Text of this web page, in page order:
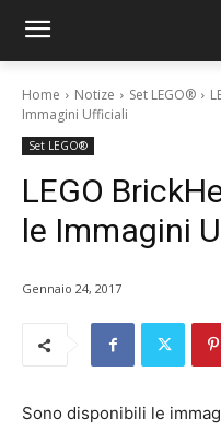
Home Notize Set LEGO®
Immagini Ufficiali
Set LEGO®
LEGO
le Immagini
Gennaio 24, 2017
Sono disponibili le